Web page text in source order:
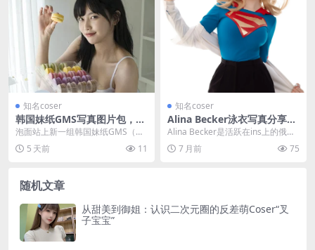
知名coser
韩国妹纸GMS写真图片包，泡
面站持续更新中
泡面站上新一组韩国妹纸GMS（고
말숙）写真图片包，目前已收录6张
图片，合集标注为...
5 天前 11
知名coser
Alina Becker泳衣写真分享，
俄罗斯网红alina becker推特
网站作品别具一格
Alina Becker是活跃在ins上的俄罗
斯网红，她的写真主要通过个人推
特网...7 月前 75
随机文章
从甜美到御姐：认识二次元圈的反差萌Coser“叉
子宝宝”